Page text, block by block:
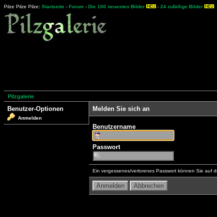
Pilze Pilze Pilze: Startseite - Forum - Die 100 neuesten Bilder - 24 zufällige Bilder
Pilzgalerie
Benutzer-Optionen
Anmelden
Melden Sie sich an
Benutzername
Passwort
Ein vergessenes/verlorenes Passwort können Sie auf